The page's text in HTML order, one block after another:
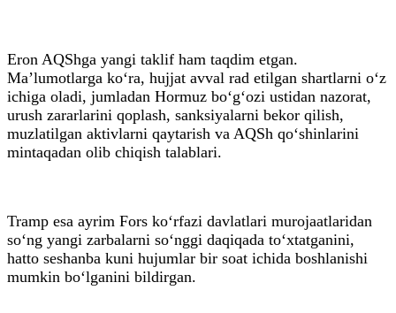
Eron AQShga yangi taklif ham taqdim etgan.
Ma’lumotlarga ko‘ra, hujjat avval rad etilgan shartlarni o‘z
ichiga oladi, jumladan Hormuz bo‘g‘ozi ustidan nazorat,
urush zararlarini qoplash, sanksiyalarni bekor qilish,
muzlatilgan aktivlarni qaytarish va AQSh qo‘shinlarini
mintaqadan olib chiqish talablari.
Tramp esa ayrim Fors ko‘rfazi davlatlari murojaatlaridan
so‘ng yangi zarbalarni so‘nggi daqiqada to‘xtatganini,
hatto seshanba kuni hujumlar bir soat ichida boshlanishi
mumkin bo‘lganini bildirgan.